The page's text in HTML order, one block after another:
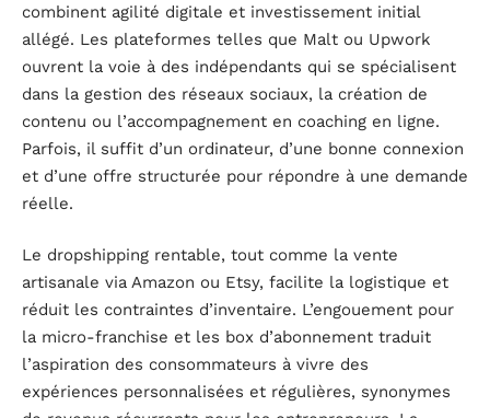
combinent agilité digitale et investissement initial
allégé. Les plateformes telles que Malt ou Upwork
ouvrent la voie à des indépendants qui se spécialisent
dans la gestion des réseaux sociaux, la création de
contenu ou l’accompagnement en coaching en ligne.
Parfois, il suffit d’un ordinateur, d’une bonne connexion
et d’une offre structurée pour répondre à une demande
réelle.
Le dropshipping rentable, tout comme la vente
artisanale via Amazon ou Etsy, facilite la logistique et
réduit les contraintes d’inventaire. L’engouement pour
la micro-franchise et les box d’abonnement traduit
l’aspiration des consommateurs à vivre des
expériences personnalisées et régulières, synonymes